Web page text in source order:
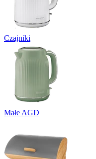
Czajniki
Małe AGD